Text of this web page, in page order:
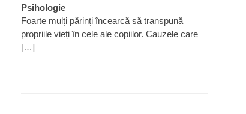
Psihologie
Foarte mulți părinți încearcă să transpună
propriile vieți în cele ale copiilor. Cauzele care
[…]